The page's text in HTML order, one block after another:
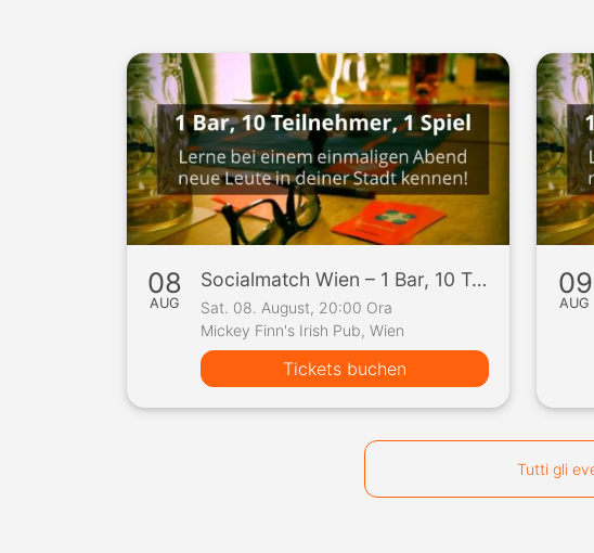
08
AUG
Socialmatch Wien – 1 Bar, 10 Teilnehmer, 1 Spiel
Sat. 08. August, 20:00 Ora
Mickey Finn's Irish Pub, Wien
Tickets buchen
09
AUG
Tutti gli